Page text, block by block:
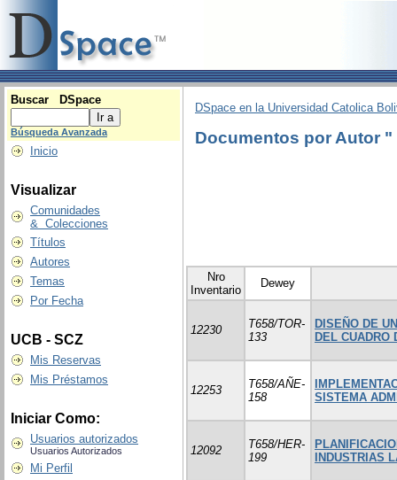
Buscar DSpace
Búsqueda Avanzada
Inicio
Visualizar
Comunidades
& Colecciones
Títulos
Autores
Temas
Por Fecha
UCB - SCZ
Mis Reservas
Mis Préstamos
Iniciar Como:
Usuarios autorizados
Usuarios Autorizados
Mi Perfil
DSpace en la Universidad Catolica
Documentos por Autor "
Nro
Inventario
Dewey
12230
T658/TOR-
133
DISEÑO DE
DEL CUADRO
12253
T658/AÑE-
158
SISTEMA
12092
T658/HER-
199
INDUSTRIAS